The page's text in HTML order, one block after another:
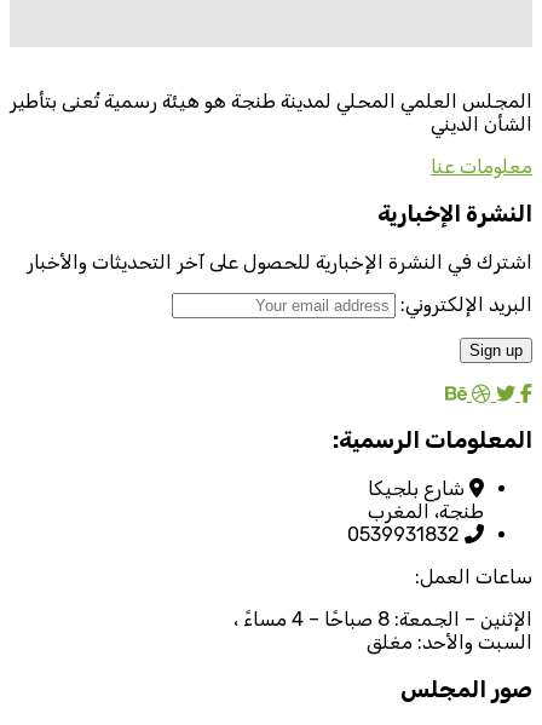
المجلس العلمي المحلي لمدينة طنجة هو هيئة رسمية تُعنى بتأطير
الشأن الديني
معلومات عنا
النشرة الإخبارية
اشترك في النشرة الإخبارية للحصول على آخر التحديثات والأخبار
البريد الإلكتروني:
المعلومات الرسمية:
شارع بلجيكا
طنجة، المغرب
0539931832
ساعات العمل:
الإثنين – الجمعة: 8 صباحًا – 4 مساءً ،
السبت والأحد: مغلق
صور المجلس